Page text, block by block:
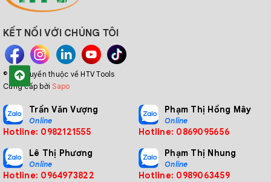
KẾT NỐI VỚI CHÚNG TÔI
© Bản quyền thuộc về HTV Tools
Cung cấp bởiSapo
Trần Văn Vượng
Online
Hotline: 0982121555
Phạm Thị Hồng Mây
Online
Hotline: 0869095656
Lê Thị Phương
Online
Hotline: 0964973822
Phạm Thị Nhung
Online
Hotline: 0989063459